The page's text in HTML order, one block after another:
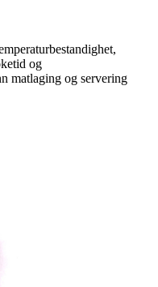
og
matlaging og servering